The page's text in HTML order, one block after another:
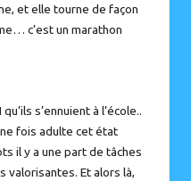
et elle tourne de façon
c’est un marathon
s’ennuient à l’école..
fois adulte cet état
il y a une part de tâches
Et alors là,